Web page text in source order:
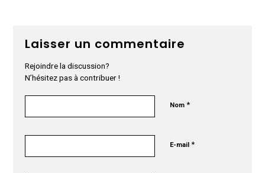
Laisser un commentaire
Rejoindre la discussion?
N’hésitez pas à contribuer !
Nom*
E-mail*